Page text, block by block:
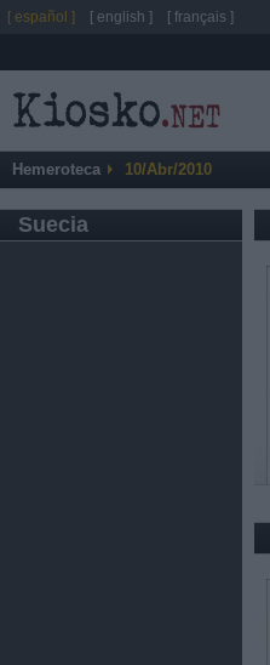
Hemeroteca 10/Abr/2010
Suecia
[ español ] [ english ] [ français ]